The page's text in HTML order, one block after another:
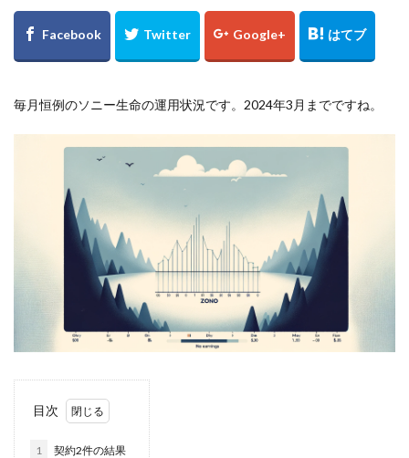
毎月恒例のソニー生命の運用状況です。2024年3月までですね。
目次
1 契約2件の結果